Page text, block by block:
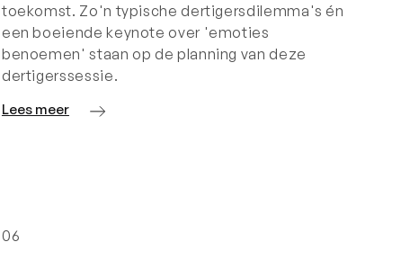
toekomst. Zo'n typische dertigersdilemma's én
een boeiende keynote over 'emoties
benoemen' staan op de planning van deze
dertigerssessie.
Lees meer
06